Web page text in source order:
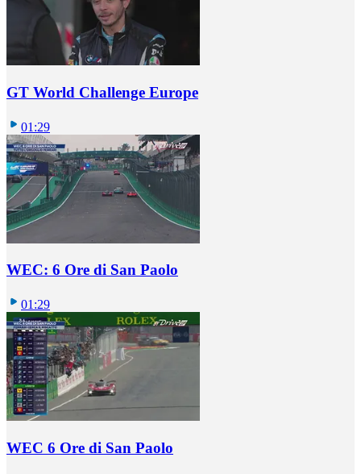
GT World Challenge Europe
01:29
WEC: 6 Ore di San Paolo
01:29
WEC 6 Ore di San Paolo